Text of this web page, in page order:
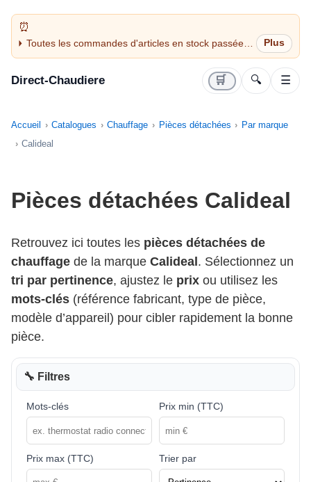
Toutes les commandes d'articles en stock passées
avant 14H sont expédiées le jour même (jours
Direct-Chaudiere 🛒 🔍 ☰
Accueil Catalogues Chauffage Pièces détachées
Par marque
Calideal
Pièces détachées Calideal
Retrouvez ici toutes les pièces détachées de
chauffage de la marque Calideal . Sélectionnez un
tri par pertinence, ajustez le prix ou utilisez les
mots-clés (référence fabricant, type de pièce,
modèle d’appareil) pour cibler rapidement la bonne
pièce.
🔧 Filtres
Mots-clés Prix min (TTC)
Prix max (TTC) Trier par